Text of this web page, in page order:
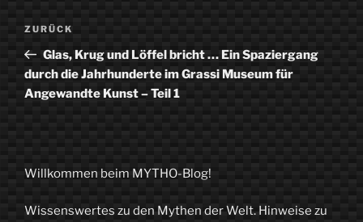
Beitragsnavigation
Vorheriger
Beitrag
ZURÜCK
Glas, Krug und Löffel bricht … Ein Spaziergang
durch die Jahrhunderte im Grassi Museum für
Angewandte Kunst – Teil 1
Willkommen beim MYTHO-Blog!
Wissenswertes zu den Mythen der Welt. Hinweise zu